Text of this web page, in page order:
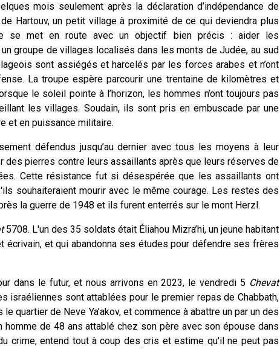
mois seulement après la déclaration d’indépendance de
de Hartouv, un petit village à proximité de ce qui deviendra plus
se met en route avec un objectif bien précis : aider les
un groupe de villages localisés dans les monts de Judée, au sud
sont assiégés et harcelés par les forces arabes et n’ont
La troupe espère parcourir une trentaine de kilomètres et
le soleil pointe à l’horizon, les hommes n’ont toujours pas
les villages. Soudain, ils sont pris en embuscade par une
et en puissance militaire.
défendus jusqu’au dernier avec tous les moyens à leur
des pierres contre leurs assaillants après que leurs réserves de
Cette résistance fut si désespérée que les assaillants ont
souhaiteraient mourir avec le même courage. Les restes des
la guerre de 1948 et ils furent enterrés sur le mont Herzl.
5708. L'un des 35 soldats était Éliahou Mizra’hi, un jeune habitant
écrivain, et qui abandonna ses études pour défendre ses frères
dans le futur, et nous arrivons en 2023, le vendredi 5 Chevat
israéliennes sont attablées pour le premier repas de Chabbath,
quartier de Neve Ya’akov, et commence à abattre un par un des
homme de 48 ans attablé chez son père avec son épouse dans
crime, entend tout à coup des cris et estime qu'il ne peut pas